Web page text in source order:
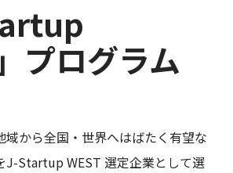
プログラム
域から全国・世界へはばたく有望な
J-Startup WEST 選定企業として選